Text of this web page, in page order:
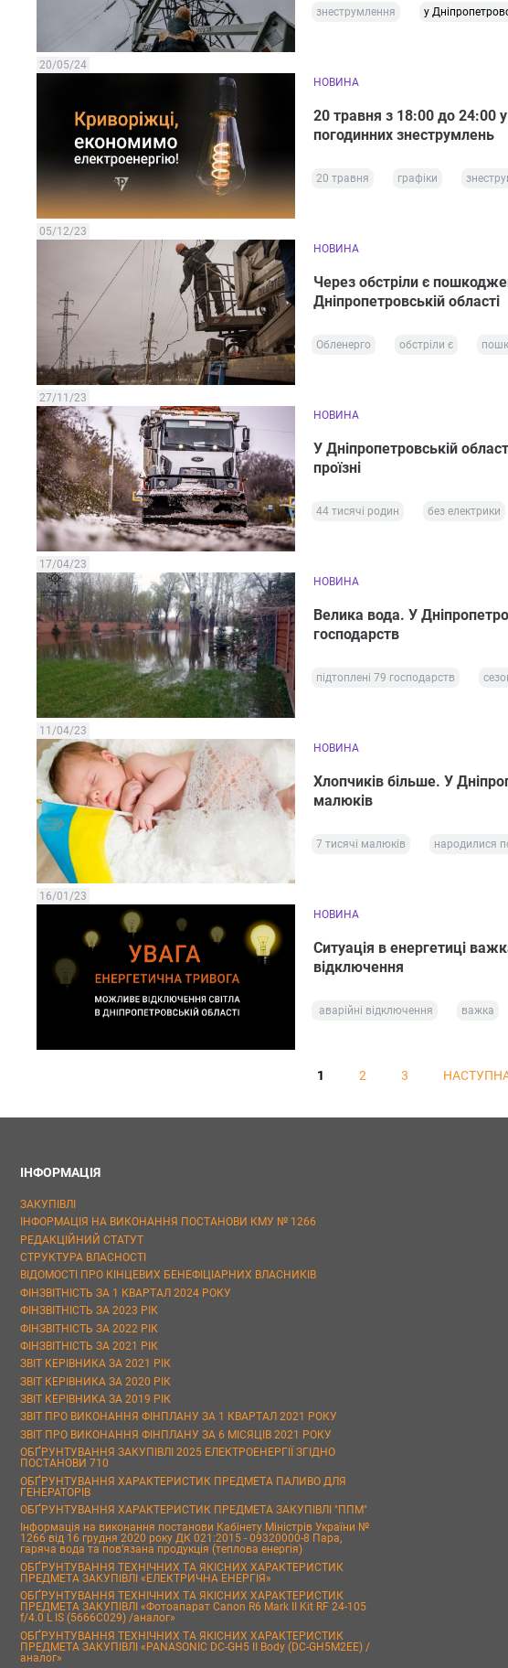
знеструмлення у
20/05/24
НОВИНА
20 травня з 18:00 до 24:00
погодинних знеструмлень
20 травня графіки
05/12/23
НОВИНА
Через обстріли є
Дніпропетровській області
Обленерго обстріли є
27/11/23
НОВИНА
У Дніпропетровській
проїзні
44 тисячі родин без електрики
17/04/23
НОВИНА
Велика вода. У
господарств
підтоплені 79 господарств
11/04/23
НОВИНА
Хлопчиків більше. У
малюків
7 тисячі малюків народилися
16/01/23
НОВИНА
Ситуація в енергетиці
відключення
аварійні відключення важка
1 2 3 НАСТУПНА
ІНФОРМАЦІЯ
ЗАКУПІВЛІ
ІНФОРМАЦІЯ НА ВИКОНАННЯ ПОСТАНОВИ КМУ № 1266
РЕДАКЦІЙНИЙ СТАТУТ
СТРУКТУРА ВЛАСНОСТІ
ВІДОМОСТІ ПРО КІНЦЕВИХ БЕНЕФІЦІАРНИХ ВЛАСНИКІВ
ФІНЗВІТНІСТЬ ЗА 1 КВАРТАЛ 2024 РОКУ
ФІНЗВІТНІСТЬ ЗА 2023 РІК
ФІНЗВІТНІСТЬ ЗА 2022 РІК
ФІНЗВІТНІСТЬ ЗА 2021 РІК
ЗВІТ КЕРІВНИКА ЗА 2021 РІК
ЗВІТ КЕРІВНИКА ЗА 2020 РІК
ЗВІТ КЕРІВНИКА ЗА 2019 РІК
ЗВІТ ПРО ВИКОНАННЯ ФІНПЛАНУ ЗА 1 КВАРТАЛ 2021 РОКУ
ЗВІТ ПРО ВИКОНАННЯ ФІНПЛАНУ ЗА 6 МІСЯЦІВ 2021 РОКУ
ОБҐРУНТУВАННЯ ЗАКУПІВЛІ 2025 ЕЛЕКТРОЕНЕРГІЇ ЗГІДНО
ПОСТАНОВИ 710
ОБҐРУНТУВАННЯ ХАРАКТЕРИСТИК ПРЕДМЕТА ПАЛИВО ДЛЯ
ГЕНЕРАТОРІВ
ОБҐРУНТУВАННЯ ХАРАКТЕРИСТИК ПРЕДМЕТА ЗАКУПІВЛІ "ППМ"
Інформація на виконання постанови Кабінету Міністрів України №
1266 від 16 грудня 2020 року ДК 021:2015 - 09320000-8 Пара,
гаряча вода та пов’язана продукція (теплова енергія)
ОБҐРУНТУВАННЯ ТЕХНІЧНИХ ТА ЯКІСНИХ ХАРАКТЕРИСТИК
ПРЕДМЕТА ЗАКУПІВЛІ «ЕЛЕКТРИЧНА ЕНЕРГІЯ»
ОБҐРУНТУВАННЯ ТЕХНІЧНИХ ТА ЯКІСНИХ ХАРАКТЕРИСТИК
ПРЕДМЕТА ЗАКУПІВЛІ «Фотоапарат Canon R6 Mark II Kit RF 24-105
f/4.0 L IS (5666C029) /аналог»
ОБҐРУНТУВАННЯ ТЕХНІЧНИХ ТА ЯКІСНИХ ХАРАКТЕРИСТИК
ПРЕДМЕТА ЗАКУПІВЛІ «PANASONIC DC-GH5 II Body (DC-GH5M2EE) /
аналог»